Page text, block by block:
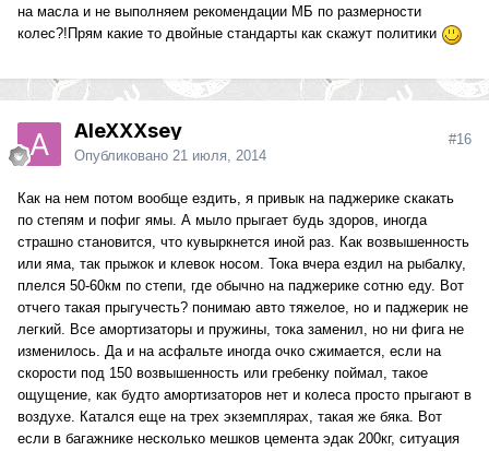
на масла и не выполняем рекомендации МБ по размерности
колес?!Прям какие то двойные стандарты как скажут политики
AleXXXsey
Опубликовано 21 июля, 2014
#16
Как на нем потом вообще ездить, я привык на паджерике скакать
по степям и пофиг ямы. А мыло прыгает будь здоров, иногда
страшно становится, что кувыркнется иной раз. Как возвышенность
или яма, так прыжок и клевок носом. Тока вчера ездил на рыбалку,
плелся 50-60км по степи, где обычно на паджерике сотню еду. Вот
отчего такая прыгучесть? понимаю авто тяжелое, но и паджерик не
легкий. Все амортизаторы и пружины, тока заменил, но ни фига не
изменилось. Да и на асфальте иногда очко сжимается, если на
скорости под 150 возвышенность или гребенку поймал, такое
ощущение, как будто амортизаторов нет и колеса просто прыгают в
воздухе. Катался еще на трех экземплярах, такая же бяка. Вот
если в багажнике несколько мешков цемента эдак 200кг, ситуация